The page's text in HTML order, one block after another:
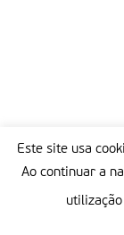
Este site usa
Ao continuar a